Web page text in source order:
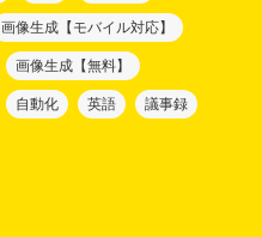
画像生成【モバイル対応】
画像生成【無料】
自動化 英語 議事録